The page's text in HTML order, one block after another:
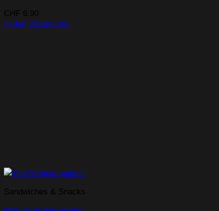
CHF 6.90
In den Warenkorb
Sandwiches & Snacks